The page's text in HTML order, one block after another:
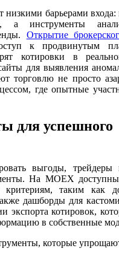
низкими барьерами
а инструменты
Открытие
к продвинутым
котировки в
для выявления
торговлю не просто
где опытные
для успешного
выгоды, трейдеры
На MOEX
таким как
дашборды для
экспорта котировок,
в собственные
которые